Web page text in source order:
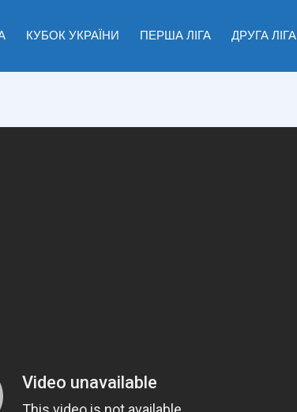
КУБОК УКРАЇНИ ПЕРША ЛІГА ДРУГА ЛІГА